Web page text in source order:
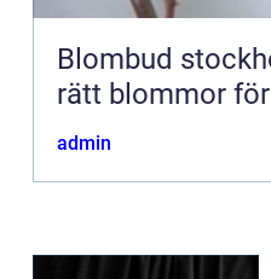
Blombud stockholm så
rätt blommor
admin